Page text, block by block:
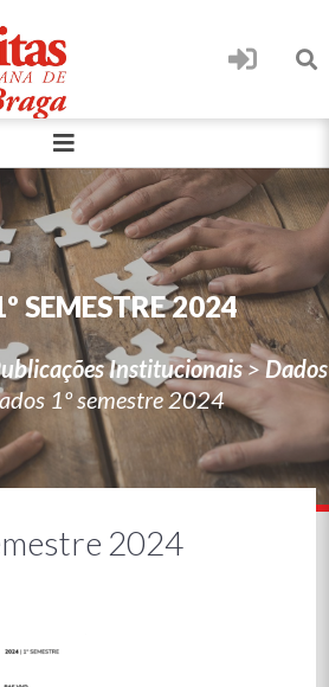
SEMESTRE 2024
Institucionais>Dados
1º semestre 2024
2024